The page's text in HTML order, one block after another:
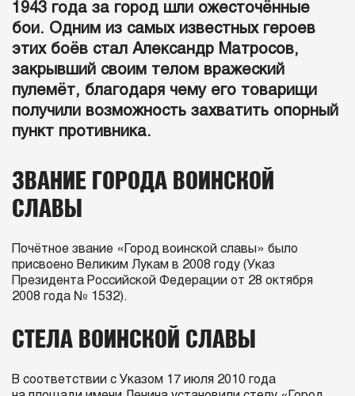
1943 года за город шли ожесточённые
бои. Одним из самых известных героев
этих боёв стал Александр Матросов,
закрывший своим телом вражеский
пулемёт, благодаря чему его товарищи
получили возможность захватить опорный
пункт противника.
ЗВАНИЕ ГОРОДА ВОИНСКОЙ
СЛАВЫ
Почётное звание «Город воинской славы» было
присвоено Великим Лукам в 2008 году (Указ
Президента Российской Федерации от 28 октября
2008 года № 1532).
СТЕЛА ВОИНСКОЙ СЛАВЫ
В соответствии с Указом 17 июля 2010 года